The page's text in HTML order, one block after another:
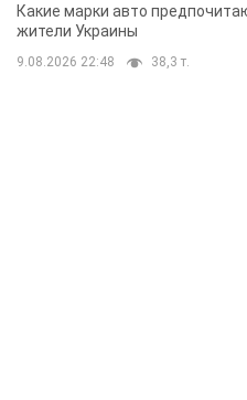
Какие марки авто
жители Украины
9.08.2026 22:48 38,3 т.